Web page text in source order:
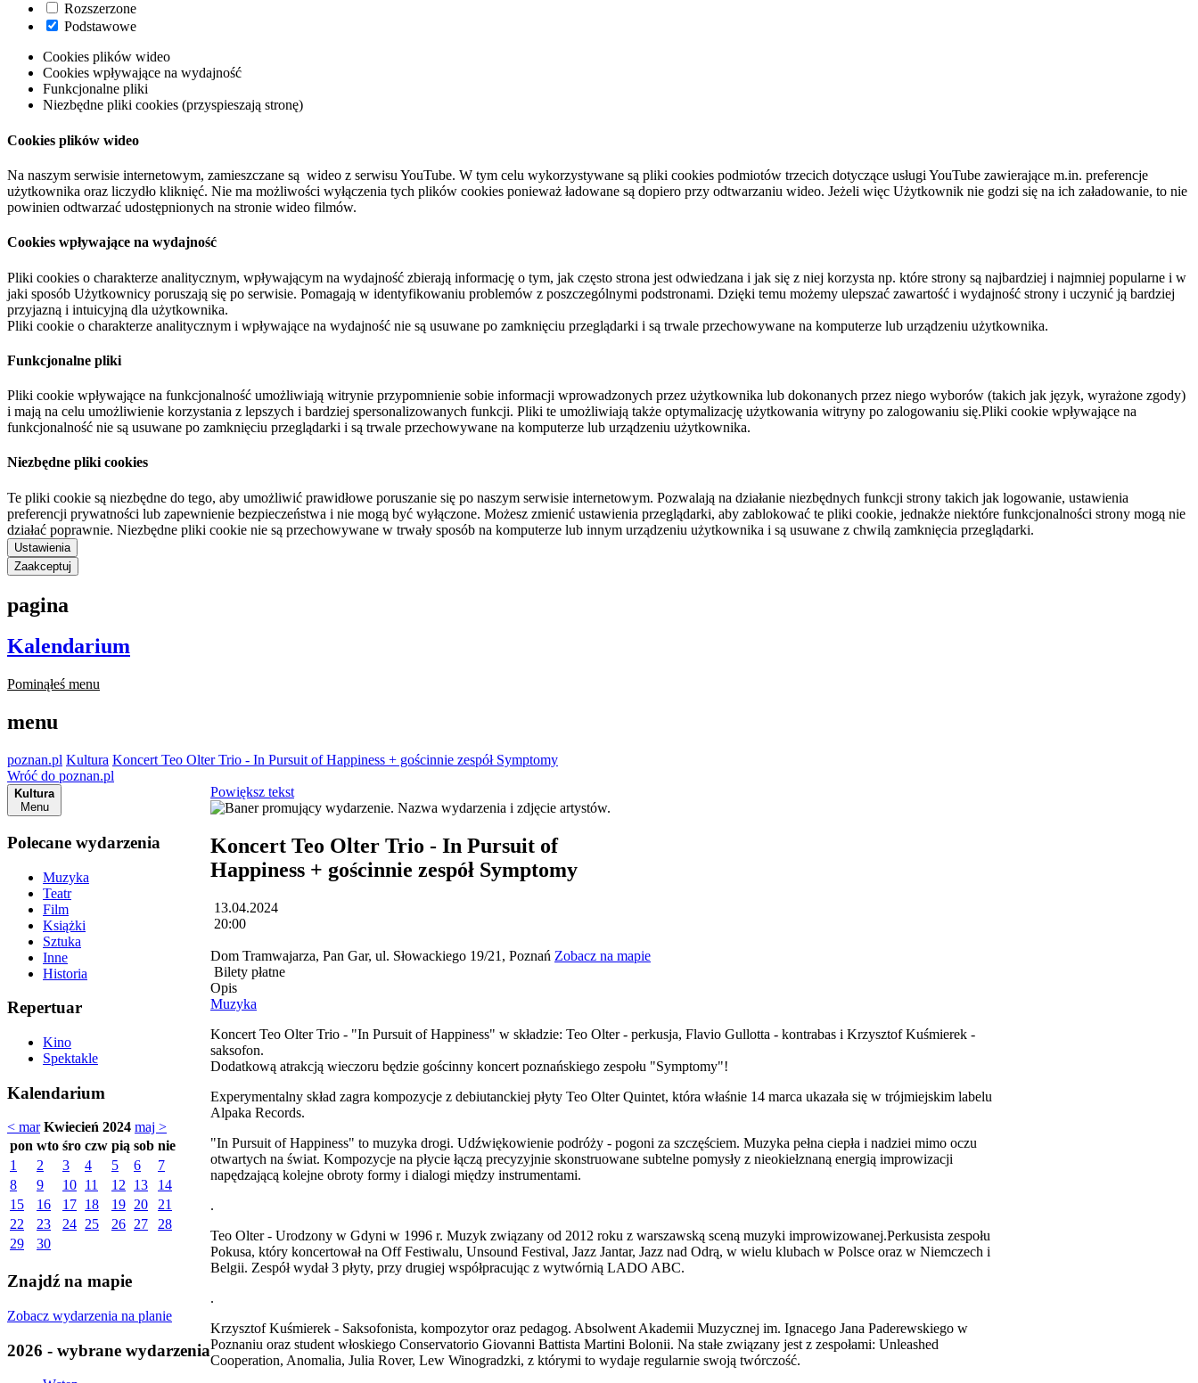
Rozszerzone
Podstawowe
Cookies plików wideo
Cookies wpływające na wydajność
Funkcjonalne pliki
Niezbędne pliki cookies (przyspieszają stronę)
Cookies plików wideo
Na naszym serwisie internetowym, zamieszczane są wideo z serwisu YouTube. W tym celu wykorzystywane są pliki cookies podmiotów trzecich dotyczące usługi YouTube zawierające m.in. preferencje
użytkownika oraz liczydło kliknięć. Nie ma możliwości wyłączenia tych plików cookies ponieważ ładowane są dopiero przy odtwarzaniu wideo. Jeżeli więc Użytkownik nie godzi się na ich załadowanie, to nie
powinien odtwarzać udostępnionych na stronie wideo filmów.
Cookies wpływające na wydajność
Pliki cookies o charakterze analitycznym, wpływającym na wydajność zbierają informację o tym, jak często strona jest odwiedzana i jak się z niej korzysta np. które strony są najbardziej i najmniej popularne i w
jaki sposób Użytkownicy poruszają się po serwisie. Pomagają w identyfikowaniu problemów z poszczególnymi podstronami. Dzięki temu możemy ulepszać zawartość i wydajność strony i uczynić ją bardziej
przyjazną i intuicyjną dla użytkownika.
Pliki cookie o charakterze analitycznym i wpływające na wydajność nie są usuwane po zamknięciu przeglądarki i są trwale przechowywane na komputerze lub urządzeniu użytkownika.
Funkcjonalne pliki
Pliki cookie wpływające na funkcjonalność umożliwiają witrynie przypomnienie sobie informacji wprowadzonych przez użytkownika lub dokonanych przez niego wyborów (takich jak język, wyrażone zgody)
i mają na celu umożliwienie korzystania z lepszych i bardziej spersonalizowanych funkcji. Pliki te umożliwiają także optymalizację użytkowania witryny po zalogowaniu się.Pliki cookie wpływające na
funkcjonalność nie są usuwane po zamknięciu przeglądarki i są trwale przechowywane na komputerze lub urządzeniu użytkownika.
Niezbędne pliki cookies
Te pliki cookie są niezbędne do tego, aby umożliwić prawidłowe poruszanie się po naszym serwisie internetowym. Pozwalają na działanie niezbędnych funkcji strony takich jak logowanie, ustawienia
preferencji prywatności lub zapewnienie bezpieczeństwa i nie mogą być wyłączone. Możesz zmienić ustawienia przeglądarki, aby zablokować te pliki cookie, jednakże niektóre funkcjonalności strony mogą nie
działać poprawnie. Niezbędne pliki cookie nie są przechowywane w trwały sposób na komputerze lub innym urządzeniu użytkownika i są usuwane z chwilą zamknięcia przeglądarki.
Ustawienia
Zaakceptuj
pagina
Kalendarium
Pominąłeś menu
menu
poznan.pl Kultura Koncert Teo Olter Trio - In Pursuit of Happiness + gościnnie zespół Symptomy
Wróć do poznan.pl
Kultura
Menu
Polecane wydarzenia
Muzyka
Teatr
Film
Książki
Sztuka
Inne
Historia
Repertuar
Kino
Spektakle
Kalendarium
< mar Kwiecień 2024 maj >
pon wto śro czw pią sob nie
1
2 3 4 5 6
7
8
9 10 11 12 13
14
15
16 17 18 19 20
21
22
23 24 25 26 27
28
29
30
Znajdź na mapie
Zobacz wydarzenia na planie
2026 - wybrane wydarzenia
Powiększ tekst
Koncert Teo Olter Trio - In Pursuit of
Happiness + gościnnie zespół Symptomy
13.04.2024
20:00
Dom Tramwajarza, Pan Gar, ul. Słowackiego 19/21, Poznań Zobacz na mapie
Bilety płatne
Opis
Muzyka
Koncert Teo Olter Trio - "In Pursuit of Happiness" w składzie: Teo Olter - perkusja, Flavio Gullotta - kontrabas i Krzysztof Kuśmierek -
saksofon.
Dodatkową atrakcją wieczoru będzie gościnny koncert poznańskiego zespołu "Symptomy"!
Experymentalny skład zagra kompozycje z debiutanckiej płyty Teo Olter Quintet, która właśnie 14 marca ukazała się w trójmiejskim labelu
Alpaka Records.
"In Pursuit of Happiness" to muzyka drogi. Udźwiękowienie podróży - pogoni za szczęściem. Muzyka pełna ciepła i nadziei mimo oczu
otwartych na świat. Kompozycje na płycie łączą precyzyjnie skonstruowane subtelne pomysły z nieokiełznaną energią improwizacji
napędzającą kolejne obroty formy i dialogi między instrumentami.
.
Teo Olter - Urodzony w Gdyni w 1996 r. Muzyk związany od 2012 roku z warszawską sceną muzyki improwizowanej.Perkusista zespołu
Pokusa, który koncertował na Off Festiwalu, Unsound Festival, Jazz Jantar, Jazz nad Odrą, w wielu klubach w Polsce oraz w Niemczech i
Belgii. Zespół wydał 3 płyty, przy drugiej współpracując z wytwórnią LADO ABC.
.
Krzysztof Kuśmierek - Saksofonista, kompozytor oraz pedagog. Absolwent Akademii Muzycznej im. Ignacego Jana Paderewskiego w
Poznaniu oraz student włoskiego Conservatorio Giovanni Battista Martini Bolonii. Na stałe związany jest z zespołami: Unleashed
Cooperation, Anomalia, Julia Rover, Lew Winogradzki, z którymi to wydaje regularnie swoją twórczość.